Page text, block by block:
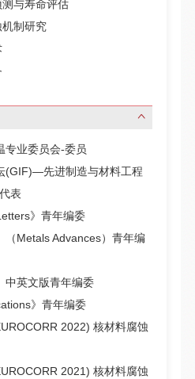
与寿命评估
制研究
专业委员会-委员
(GIF)—先进制造与材料工程
表
》青年编委
（Metals Advances）青年编
中英文版青年编委
》青年编委
2022) 核材料腐蚀
2021) 核材料腐蚀